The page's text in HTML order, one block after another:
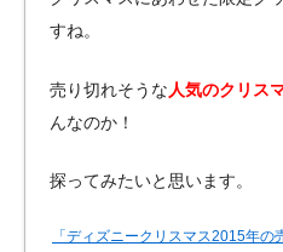
すね。
売り切れそうな 人気のクリス
んなのか！
探ってみたいと思います。
「ディズニークリスマス2015年